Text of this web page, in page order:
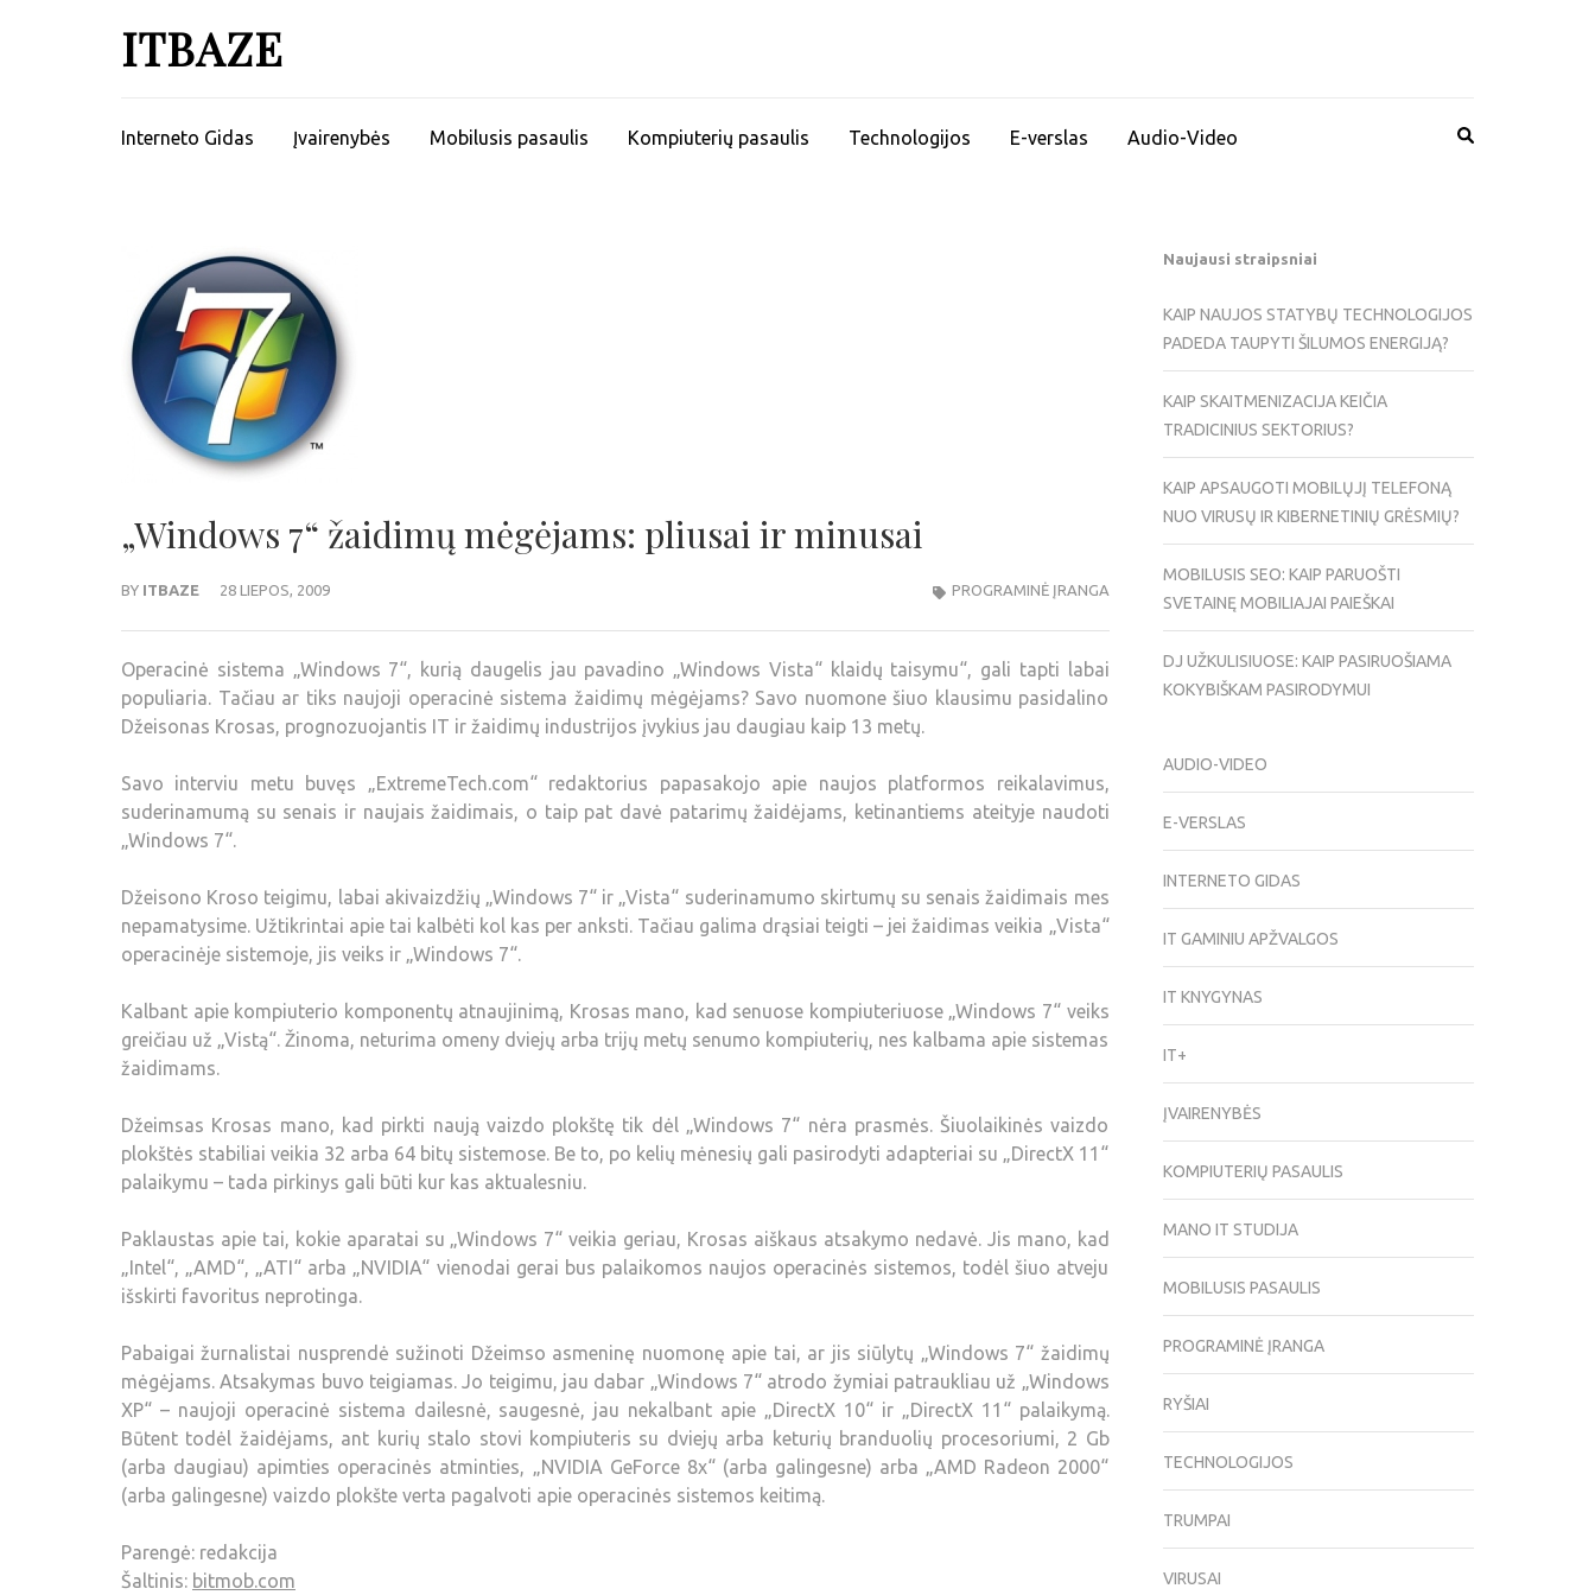
ITBAZE
Interneto Gidas Įvairenybės Mobilusis pasaulis Kompiuterių pasaulis Technologijos E-verslas Audio-Video
„Windows 7“ žaidimų mėgėjams: pliusai ir minusai
BY ITBAZE 28 LIEPOS, 2009 PROGRAMINĖ ĮRANGA
Operacinė sistema „Windows 7“, kurią daugelis jau pavadino „Windows Vista“ klaidų taisymu“, gali tapti labai
populiaria. Tačiau ar tiks naujoji operacinė sistema žaidimų mėgėjams? Savo nuomone šiuo klausimu pasidalino
Džeisonas Krosas, prognozuojantis IT ir žaidimų industrijos įvykius jau daugiau kaip 13 metų.
Savo interviu metu buvęs „ExtremeTech.com“ redaktorius papasakojo apie naujos platformos reikalavimus,
suderinamumą su senais ir naujais žaidimais, o taip pat davė patarimų žaidėjams, ketinantiems ateityje naudoti
„Windows 7“.
Džeisono Kroso teigimu, labai akivaizdžių „Windows 7“ ir „Vista“ suderinamumo skirtumų su senais žaidimais mes
nepamatysime. Užtikrintai apie tai kalbėti kol kas per anksti. Tačiau galima drąsiai teigti – jei žaidimas veikia „Vista“
operacinėje sistemoje, jis veiks ir „Windows 7“.
Kalbant apie kompiuterio komponentų atnaujinimą, Krosas mano, kad senuose kompiuteriuose „Windows 7“ veiks
greičiau už „Vistą“. Žinoma, neturima omeny dviejų arba trijų metų senumo kompiuterių, nes kalbama apie sistemas
žaidimams.
Džeimsas Krosas mano, kad pirkti naują vaizdo plokštę tik dėl „Windows 7“ nėra prasmės. Šiuolaikinės vaizdo
plokštės stabiliai veikia 32 arba 64 bitų sistemose. Be to, po kelių mėnesių gali pasirodyti adapteriai su „DirectX 11“
palaikymu – tada pirkinys gali būti kur kas aktualesniu.
Paklaustas apie tai, kokie aparatai su „Windows 7“ veikia geriau, Krosas aiškaus atsakymo nedavė. Jis mano, kad
„Intel“, „AMD“, „ATI“ arba „NVIDIA“ vienodai gerai bus palaikomos naujos operacinės sistemos, todėl šiuo atveju
išskirti favoritus neprotinga.
Pabaigai žurnalistai nusprendė sužinoti Džeimso asmeninę nuomonę apie tai, ar jis siūlytų „Windows 7“ žaidimų
mėgėjams. Atsakymas buvo teigiamas. Jo teigimu, jau dabar „Windows 7“ atrodo žymiai patraukliau už „Windows
XP“ – naujoji operacinė sistema dailesnė, saugesnė, jau nekalbant apie „DirectX 10“ ir „DirectX 11“ palaikymą.
Būtent todėl žaidėjams, ant kurių stalo stovi kompiuteris su dviejų arba keturių branduolių procesoriumi, 2 Gb
(arba daugiau) apimties operacinės atminties, „NVIDIA GeForce 8х“ (arba galingesne) arba „AMD Radeon 2000“
(arba galingesne) vaizdo plokšte verta pagalvoti apie operacinės sistemos keitimą.
Parengė: redakcija
Šaltinis: bitmob.com
Naujausi straipsniai
KAIP NAUJOS STATYBŲ TECHNOLOGIJOS
PADEDA TAUPYTI ŠILUMOS ENERGIJĄ?
KAIP SKAITMENIZACIJA KEIČIA
TRADICINIUS SEKTORIUS?
KAIP APSAUGOTI MOBILŲJĮ TELEFONĄ
NUO VIRUSŲ IR KIBERNETINIŲ GRĖSMIŲ?
MOBILUSIS SEO: KAIP PARUOŠTI
SVETAINĘ MOBILIAJAI PAIEŠKAI
DJ UŽKULISIUOSE: KAIP PASIRUOŠIAMA
KOKYBIŠKAM PASIRODYMUI
AUDIO-VIDEO
E-VERSLAS
INTERNETO GIDAS
IT GAMINIU APŽVALGOS
IT KNYGYNAS
IT+
ĮVAIRENYBĖS
KOMPIUTERIŲ PASAULIS
MANO IT STUDIJA
MOBILUSIS PASAULIS
PROGRAMINĖ ĮRANGA
RYŠIAI
TECHNOLOGIJOS
TRUMPAI
VIRUSAI